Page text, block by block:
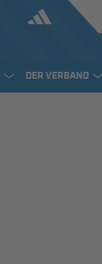
DER VERBAND